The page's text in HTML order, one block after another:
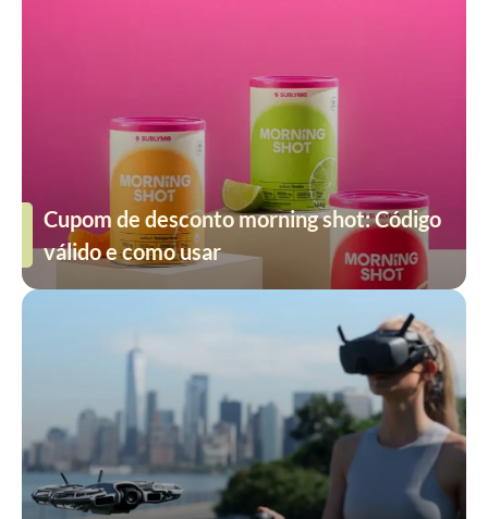
Cupom de desconto morning shot: Código
válido e como usar